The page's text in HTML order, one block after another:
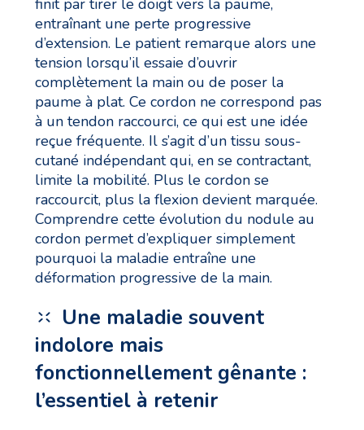
finit par tirer le doigt vers la paume,
entraînant une perte progressive
d’extension. Le patient remarque alors une
tension lorsqu’il essaie d’ouvrir
complètement la main ou de poser la
paume à plat. Ce cordon ne correspond pas
à un tendon raccourci, ce qui est une idée
reçue fréquente. Il s’agit d’un tissu sous-
cutané indépendant qui, en se contractant,
limite la mobilité. Plus le cordon se
raccourcit, plus la flexion devient marquée.
Comprendre cette évolution du nodule au
cordon permet d’expliquer simplement
pourquoi la maladie entraîne une
déformation progressive de la main.
Une maladie souvent
indolore mais
fonctionnellement gênante :
l’essentiel à retenir